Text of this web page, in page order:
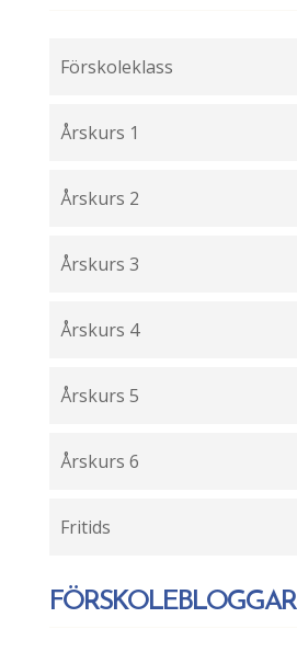
Förskoleklass
Årskurs 1
Årskurs 2
Årskurs 3
Årskurs 4
Årskurs 5
Årskurs 6
Fritids
FÖRSKOLEBLOGGAR